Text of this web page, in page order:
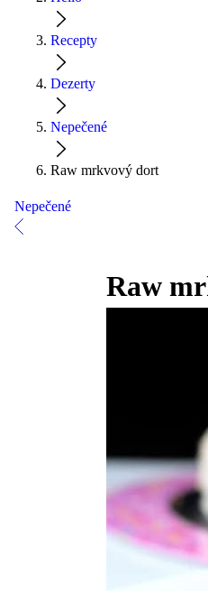
Recepty
Dezerty
Nepečené
Raw mrkvový dort
Nepečené
Raw